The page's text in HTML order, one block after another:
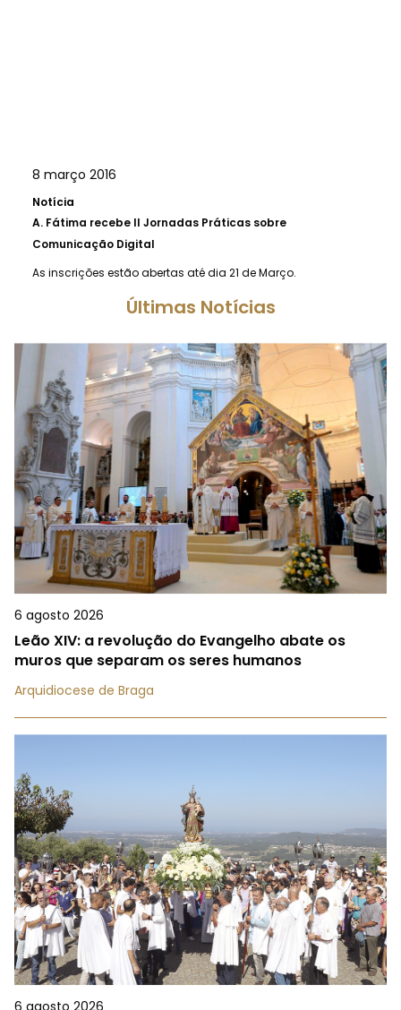
8 março 2016
Notícia
A. Fátima recebe II Jornadas Práticas sobre
Comunicação Digital
As inscrições estão abertas até dia 21 de Março.
Últimas Notícias
6 agosto 2026
Leão XIV: a revolução do Evangelho abate os
muros que separam os seres humanos
Arquidiocese de Braga